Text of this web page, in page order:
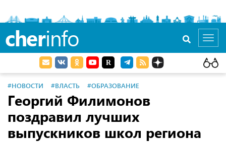
cherinfo
#НОВОСТИ #ВЛАСТЬ #ОБРАЗОВАНИЕ
Георгий Филимонов
поздравил лучших
выпускников школ региона